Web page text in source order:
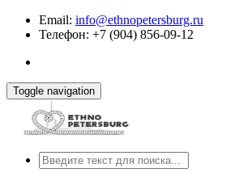
Email: info@ethnopetersburg.ru
Телефон: +7 (904) 856-09-12
Toggle navigation